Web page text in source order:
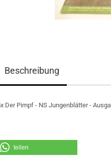
Beschreibung
Der Pimpf - NS Jungenblätter -
teilen